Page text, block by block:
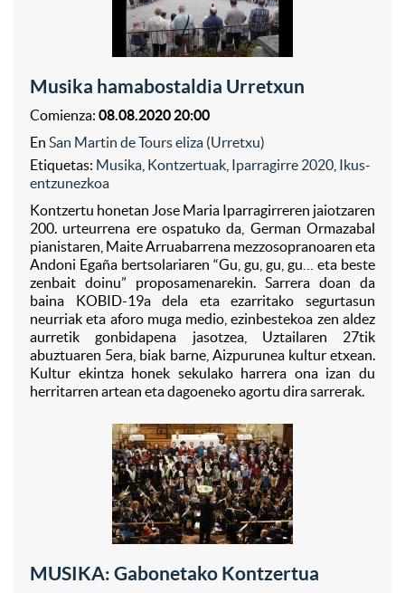
Musika hamabostaldia Urretxun
Comienza: 08.08.2020 20:00
En San Martin de Tours eliza (Urretxu)
Etiquetas: Musika Kontzertuak Iparragirre 2020 Ikus-
entzunezkoa
Kontzertu honetan Jose Maria Iparragirreren jaiotzaren
200. urteurrena ere ospatuko da, German Ormazabal
pianistaren, Maite Arruabarrena mezzosopranoaren eta
Andoni Egaña bertsolariaren “Gu, gu, gu, gu… eta beste
zenbait doinu” proposamenarekin. Sarrera doan da
baina KOBID-19a dela eta ezarritako segurtasun
neurriak eta aforo muga medio, ezinbestekoa zen aldez
aurretik gonbidapena jasotzea, Uztailaren 27tik
abuztuaren 5era, biak barne, Aizpurunea kultur etxean.
Kultur ekintza honek sekulako harrera ona izan du
herritarren artean eta dagoeneko agortu dira sarrerak.
MUSIKA: Gabonetako Kontzertua